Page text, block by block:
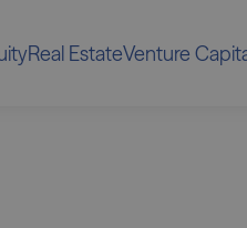
Real EstateVenture